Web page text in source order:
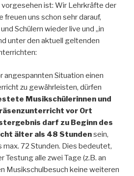
ist: Wir Lehrkräfte der
freuen uns schon sehr darauf,
Schülern wieder live und „in
unter den aktuell geltenden
angespannten Situation einen
zu gewährleisten, dürfen
Musikschülerinnen und
vor Ort
darf zu Beginn des
älter als 48 Stundensein,
max. 72 Stunden. Dies bedeutet,
alle zwei Tage (z.B. an
Musikschulbesuch keine weiteren